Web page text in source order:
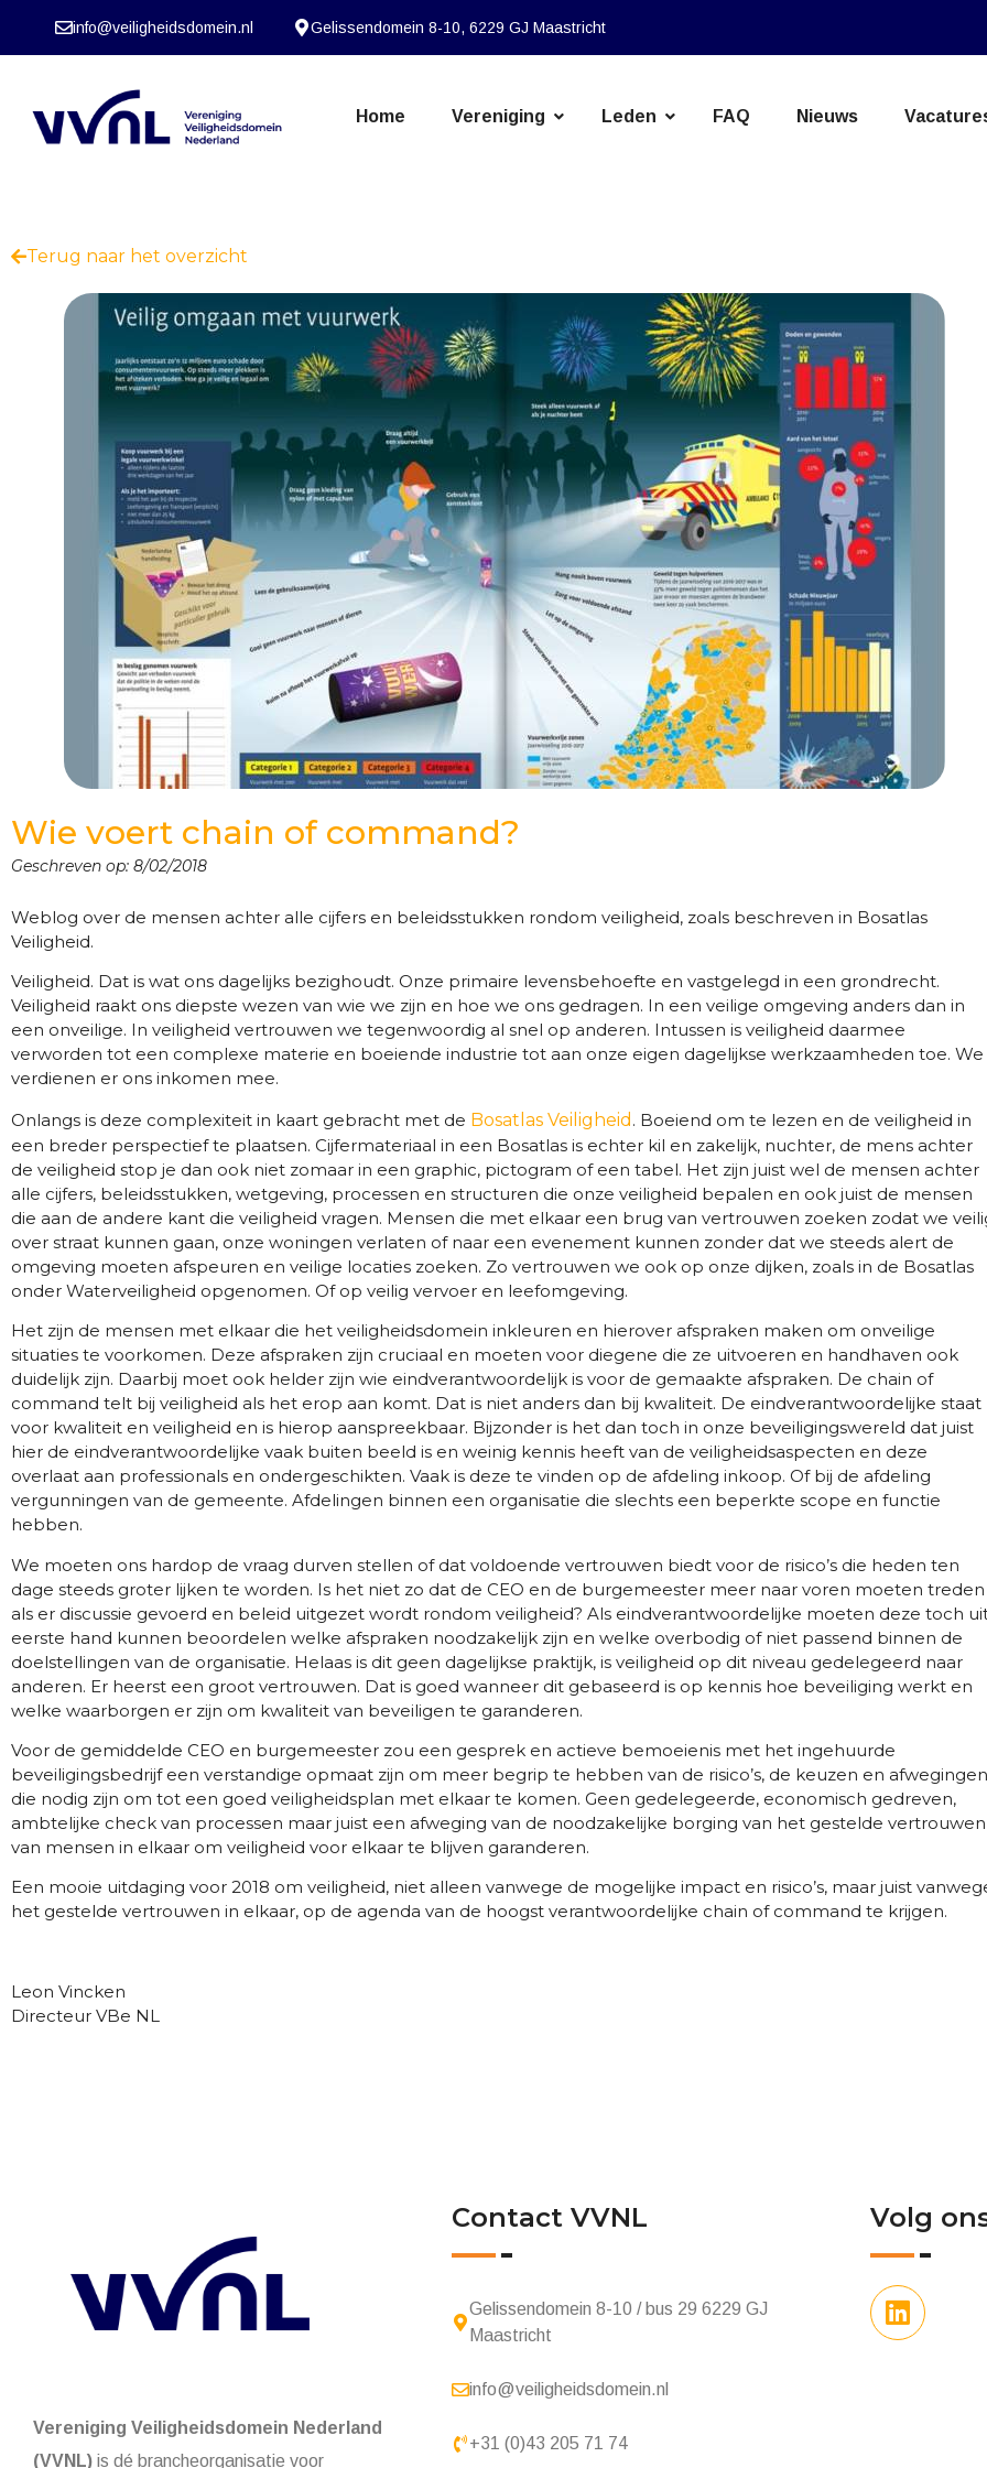
info@veiligheidsdomein.nl Gelissendomein 8-10, 6229 GJ Maastricht
Home Vereniging Leden FAQ Nieuws
Terug naar het overzicht
Wie voert chain of command?
Geschreven op: 8/02/2018
Weblog over de mensen achter alle cijfers en beleidsstukken rondom veiligheid, zoals beschreven in Bosatlas
Veiligheid.
Veiligheid. Dat is wat ons dagelijks bezighoudt. Onze primaire levensbehoefte en vastgelegd in een grondrecht.
Veiligheid raakt ons diepste wezen van wie we zijn en hoe we ons gedragen. In een veilige omgeving anders dan in
een onveilige. In veiligheid vertrouwen we tegenwoordig al snel op anderen. Intussen is veiligheid daarmee
verworden tot een complexe materie en boeiende industrie tot aan onze eigen dagelijkse werkzaamheden toe. We
verdienen er ons inkomen mee.
Onlangs is deze complexiteit in kaart gebracht met de Bosatlas Veiligheid . Boeiend om te lezen en de veiligheid in
een breder perspectief te plaatsen. Cijfermateriaal in een Bosatlas is echter kil en zakelijk, nuchter, de mens achter
de veiligheid stop je dan ook niet zomaar in een graphic, pictogram of een tabel. Het zijn juist wel de mensen achter
alle cijfers, beleidsstukken, wetgeving, processen en structuren die onze veiligheid bepalen en ook juist de mensen
die aan de andere kant die veiligheid vragen. Mensen die met elkaar een brug van vertrouwen zoeken zodat we
over straat kunnen gaan, onze woningen verlaten of naar een evenement kunnen zonder dat we steeds alert de
omgeving moeten afspeuren en veilige locaties zoeken. Zo vertrouwen we ook op onze dijken, zoals in de Bosatlas
onder Waterveiligheid opgenomen. Of op veilig vervoer en leefomgeving.
Het zijn de mensen met elkaar die het veiligheidsdomein inkleuren en hierover afspraken maken om onveilige
situaties te voorkomen. Deze afspraken zijn cruciaal en moeten voor diegene die ze uitvoeren en handhaven ook
duidelijk zijn. Daarbij moet ook helder zijn wie eindverantwoordelijk is voor de gemaakte afspraken. De chain of
command telt bij veiligheid als het erop aan komt. Dat is niet anders dan bij kwaliteit. De eindverantwoordelijke staat
voor kwaliteit en veiligheid en is hierop aanspreekbaar. Bijzonder is het dan toch in onze beveiligingswereld dat juist
hier de eindverantwoordelijke vaak buiten beeld is en weinig kennis heeft van de veiligheidsaspecten en deze
overlaat aan professionals en ondergeschikten. Vaak is deze te vinden op de afdeling inkoop. Of bij de afdeling
vergunningen van de gemeente. Afdelingen binnen een organisatie die slechts een beperkte scope en functie
hebben.
We moeten ons hardop de vraag durven stellen of dat voldoende vertrouwen biedt voor de risico’s die heden ten
dage steeds groter lijken te worden. Is het niet zo dat de CEO en de burgemeester meer naar voren moeten treden
als er discussie gevoerd en beleid uitgezet wordt rondom veiligheid? Als eindverantwoordelijke moeten deze toch
eerste hand kunnen beoordelen welke afspraken noodzakelijk zijn en welke overbodig of niet passend binnen de
doelstellingen van de organisatie. Helaas is dit geen dagelijkse praktijk, is veiligheid op dit niveau gedelegeerd naar
anderen. Er heerst een groot vertrouwen. Dat is goed wanneer dit gebaseerd is op kennis hoe beveiliging werkt en
welke waarborgen er zijn om kwaliteit van beveiligen te garanderen.
Voor de gemiddelde CEO en burgemeester zou een gesprek en actieve bemoeienis met het ingehuurde
beveiligingsbedrijf een verstandige opmaat zijn om meer begrip te hebben van de risico’s, de keuzen en
die nodig zijn om tot een goed veiligheidsplan met elkaar te komen. Geen gedelegeerde, economisch gedreven,
ambtelijke check van processen maar juist een afweging van de noodzakelijke borging van het gestelde vertrouwen
van mensen in elkaar om veiligheid voor elkaar te blijven garanderen.
Een mooie uitdaging voor 2018 om veiligheid, niet alleen vanwege de mogelijke impact en risico’s, maar juist
het gestelde vertrouwen in elkaar, op de agenda van de hoogst verantwoordelijke chain of command te krijgen.
Leon Vincken
Directeur VBe NL
Vereniging Veiligheidsdomein Nederland
(VVNL) is dé brancheorganisatie voor
Contact VVNL
Gelissendomein 8-10 / bus 29 6229 GJ
Maastricht
info@veiligheidsdomein.nl
+31 (0)43 205 71 74
Volg